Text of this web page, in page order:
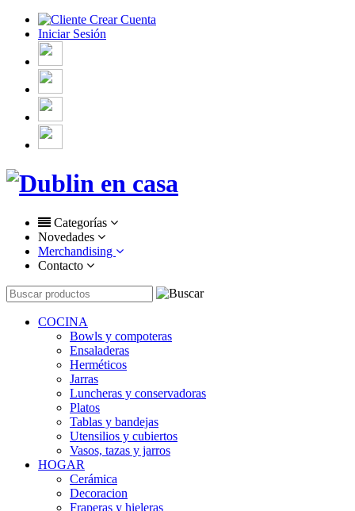
Crear Cuenta
Iniciar Sesión
Categorías
Novedades
Merchandising
Contacto
COCINA
Bowls y compoteras
Ensaladeras
Herméticos
Jarras
Luncheras y conservadoras
Platos
Tablas y bandejas
Utensilios y cubiertos
Vasos, tazas y jarros
HOGAR
Cerámica
Decoracion
Fraperas y hieleras